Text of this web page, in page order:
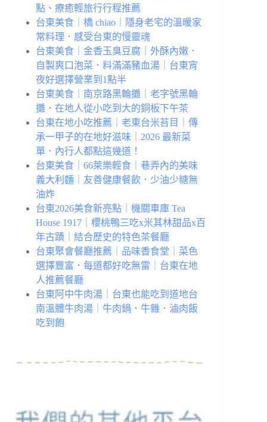
點、療癒輕旅行行程推薦
台東美食｜橋 chiao｜隱身老宅的溫暖家
常料理．感受台東的慢靈魂
台東美食｜金香玉臭豆腐｜外酥內嫩．
自製爽口泡菜．料滿滿豬血湯｜台東宵
夜好選擇營業到1點半
台東美食｜南京路黑輪攤｜老字號黑輪
攤．在地人從小吃到大的銅板下午茶
台東在地⼩吃推薦｜老東台米苔目｜傳
承一甲子的在地好滋味｜2026 最新菜
單．內行人都點這幾道！
台東美食｜66萊樂輕食｜巷弄內的美味
義大利麵｜友善健康餐飲．少油少糖無
油炸
台東2026美食新亮點｜機關車庫 Tea
House 1917｜櫻桃鴨三吃x米其林甜品x百
年古蹟｜結合歷史的特色茶餐廳
台東聚會餐廳推薦｜品味香食堂｜菜色
選擇豐富．每道都好吃無雷｜台東在地
人推薦餐廳
台東阿中牛肉湯｜台東也能吃到道地台
南溫體牛肉湯｜牛肉鍋．牛雜．滷肉飯
吃到飽